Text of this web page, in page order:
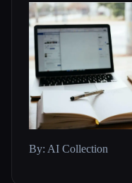
By: AI Collection